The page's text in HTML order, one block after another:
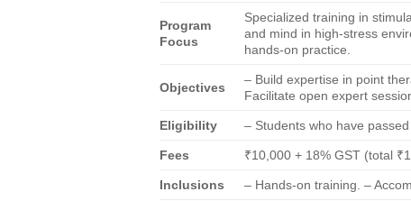
Program
Focus
Specialized training in
and mind in high-stress
hands-on practice.
Objectives
– Build expertise in point
Facilitate open expert
Eligibility – Students who have
Fees ₹10,000 + 18% GST (total
Inclusions – Hands-on training. –